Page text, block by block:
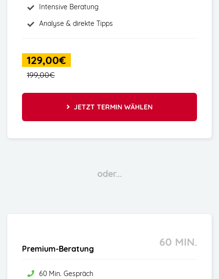
Intensive Beratung
Analyse & direkte Tipps
129,00€
199,00€
JETZT TERMIN WÄHLEN
oder...
Premium-Beratung 60 MIN.
60 Min. Gespräch